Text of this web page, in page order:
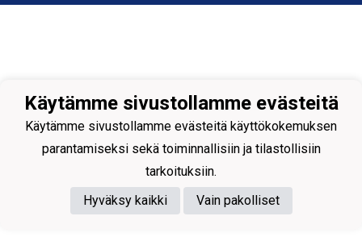
Käytämme sivustollamme evästeitä
Käytämme sivustollamme evästeitä käyttökokemuksen
parantamiseksi sekä toiminnallisiin ja tilastollisiin
tarkoituksiin.
Hyväksy kaikki
Vain pakolliset